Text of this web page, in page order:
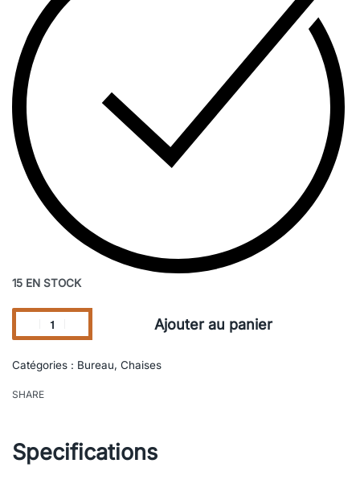
15 EN STOCK
Ajouter au panier
Catégories : Bureau, Chaises
SHARE
Specifications